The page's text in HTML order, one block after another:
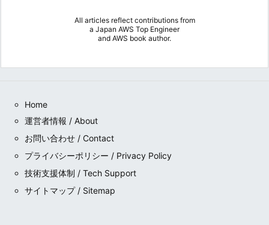
All articles reflect contributions from
a Japan AWS Top Engineer
and AWS book author.
Home
運営者情報 / About
お問い合わせ / Contact
プライバシーポリシー / Privacy Policy
技術支援体制 / Tech Support
サイトマップ / Sitemap